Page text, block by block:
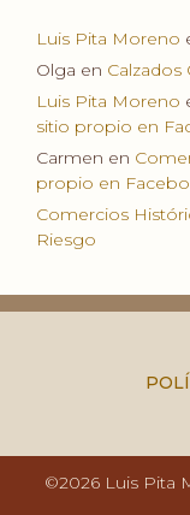
Luis Pita Moreno
Olga en Calzados
Luis Pita Moreno
sitio propio en
Carmen en
propio en
Comercios
Riesgo
©2026 Luis Pita